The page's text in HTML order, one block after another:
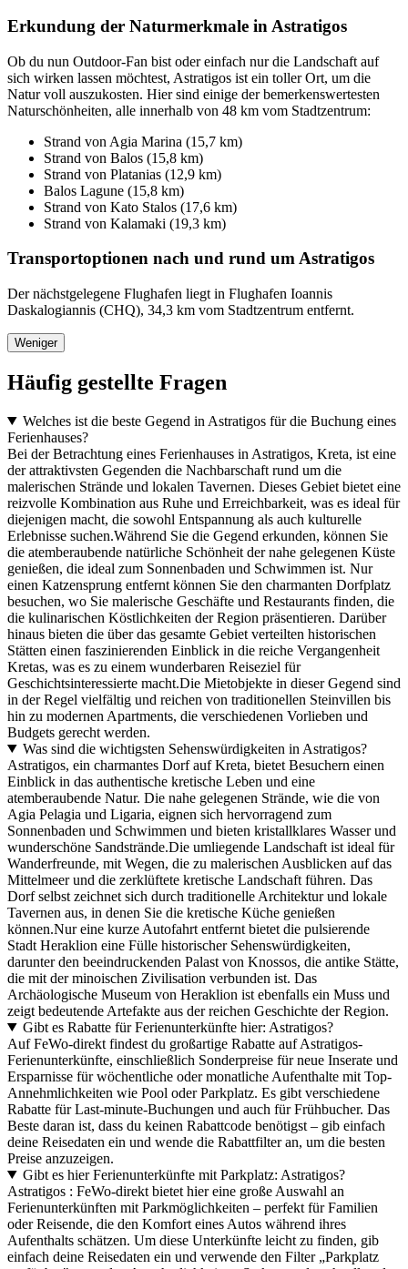
Erkundung der Naturmerkmale in Astratigos
Ob du nun Outdoor-Fan bist oder einfach nur die Landschaft auf
sich wirken lassen möchtest, Astratigos ist ein toller Ort, um die
Natur voll auszukosten. Hier sind einige der bemerkenswertesten
Naturschönheiten, alle innerhalb von 48 km vom Stadtzentrum:
Strand von Agia Marina (15,7 km)
Strand von Balos (15,8 km)
Strand von Platanias (12,9 km)
Balos Lagune (15,8 km)
Strand von Kato Stalos (17,6 km)
Strand von Kalamaki (19,3 km)
Transportoptionen nach und rund um Astratigos
Der nächstgelegene Flughafen liegt in Flughafen Ioannis
Daskalogiannis (CHQ), 34,3 km vom Stadtzentrum entfernt.
Weniger
Häufig gestellte Fragen
Welches ist die beste Gegend in Astratigos für die Buchung eines
Ferienhauses?
Bei der Betrachtung eines Ferienhauses in Astratigos, Kreta, ist eine
der attraktivsten Gegenden die Nachbarschaft rund um die
malerischen Strände und lokalen Tavernen. Dieses Gebiet bietet eine
reizvolle Kombination aus Ruhe und Erreichbarkeit, was es ideal für
diejenigen macht, die sowohl Entspannung als auch kulturelle
Erlebnisse suchen.Während Sie die Gegend erkunden, können Sie
die atemberaubende natürliche Schönheit der nahe gelegenen Küste
genießen, die ideal zum Sonnenbaden und Schwimmen ist. Nur
einen Katzensprung entfernt können Sie den charmanten Dorfplatz
besuchen, wo Sie malerische Geschäfte und Restaurants finden, die
die kulinarischen Köstlichkeiten der Region präsentieren. Darüber
hinaus bieten die über das gesamte Gebiet verteilten historischen
Stätten einen faszinierenden Einblick in die reiche Vergangenheit
Kretas, was es zu einem wunderbaren Reiseziel für
Geschichtsinteressierte macht.Die Mietobjekte in dieser Gegend sind
in der Regel vielfältig und reichen von traditionellen Steinvillen bis
hin zu modernen Apartments, die verschiedenen Vorlieben und
Budgets gerecht werden.
Was sind die wichtigsten Sehenswürdigkeiten in Astratigos?
Astratigos, ein charmantes Dorf auf Kreta, bietet Besuchern einen
Einblick in das authentische kretische Leben und eine
atemberaubende Natur. Die nahe gelegenen Strände, wie die von
Agia Pelagia und Ligaria, eignen sich hervorragend zum
Sonnenbaden und Schwimmen und bieten kristallklares Wasser und
wunderschöne Sandstrände.Die umliegende Landschaft ist ideal für
Wanderfreunde, mit Wegen, die zu malerischen Ausblicken auf das
Mittelmeer und die zerklüftete kretische Landschaft führen. Das
Dorf selbst zeichnet sich durch traditionelle Architektur und lokale
Tavernen aus, in denen Sie die kretische Küche genießen
können.Nur eine kurze Autofahrt entfernt bietet die pulsierende
Stadt Heraklion eine Fülle historischer Sehenswürdigkeiten,
darunter den beeindruckenden Palast von Knossos, die antike Stätte,
die mit der minoischen Zivilisation verbunden ist. Das
Archäologische Museum von Heraklion ist ebenfalls ein Muss und
zeigt bedeutende Artefakte aus der reichen Geschichte der Region.
Gibt es Rabatte für Ferienunterkünfte hier: Astratigos?
Auf FeWo-direkt findest du großartige Rabatte auf Astratigos-
Ferienunterkünfte, einschließlich Sonderpreise für neue Inserate und
Ersparnisse für wöchentliche oder monatliche Aufenthalte mit Top-
Annehmlichkeiten wie Pool oder Parkplatz. Es gibt verschiedene
Rabatte für Last-minute-Buchungen und auch für Frühbucher. Das
Beste daran ist, dass du keinen Rabattcode benötigst – gib einfach
deine Reisedaten ein und wende die Rabattfilter an, um die besten
Preise anzuzeigen.
Gibt es hier Ferienunterkünfte mit Parkplatz: Astratigos?
Astratigos : FeWo-direkt bietet hier eine große Auswahl an
Ferienunterkünften mit Parkmöglichkeiten – perfekt für Familien
oder Reisende, die den Komfort eines Autos während ihres
Aufenthalts schätzen. Um diese Unterkünfte leicht zu finden, gib
einfach deine Reisedaten ein und verwende den Filter „Parkplatz